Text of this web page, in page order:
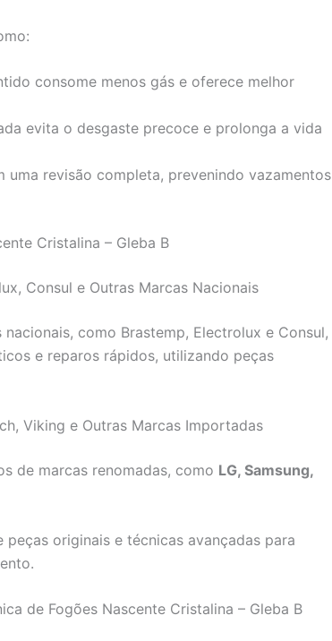
consome menos gás e oferece melhor
evita o desgaste precoce e prolonga a vida
uma revisão completa, prevenindo vazamentos
Cristalina – Gleba B
Consul e Outras Marcas Nacionais
como Brastemp, Electrolux e Consul,
e reparos rápidos, utilizando peças
Viking e Outras Marcas Importadas
de marcas renomadas, como LG, Samsung,
originais e técnicas avançadas para
de Fogões Nascente Cristalina – Gleba B